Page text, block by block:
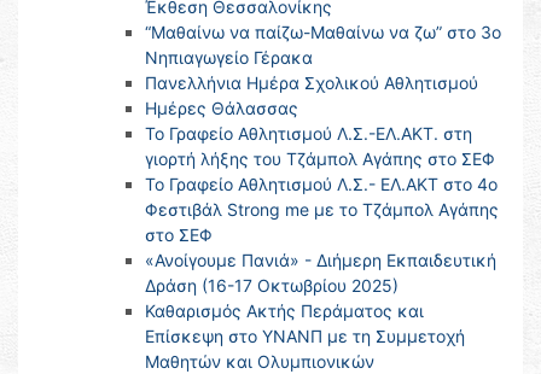
Έκθεση Θεσσαλονίκης
“Μαθαίνω να παίζω-Μαθαίνω να ζω” στο 3ο
Νηπιαγωγείο Γέρακα
Πανελλήνια Ημέρα Σχολικού Αθλητισμού
Ημέρες Θάλασσας
Το Γραφείο Αθλητισμού Λ.Σ.-ΕΛ.ΑΚΤ. στη
γιορτή λήξης του Τζάμπολ Αγάπης στο ΣΕΦ
Το Γραφείο Αθλητισμού Λ.Σ.- ΕΛ.ΑΚΤ στο 4ο
Φεστιβάλ Strong me με το Τζάμπολ Αγάπης
στο ΣΕΦ
«Ανοίγουμε Πανιά» - Διήμερη Εκπαιδευτική
Δράση (16-17 Οκτωβρίου 2025)
Καθαρισμός Ακτής Περάματος και
Επίσκεψη στο ΥΝΑΝΠ με τη Συμμετοχή
Μαθητών και Ολυμπιονικών